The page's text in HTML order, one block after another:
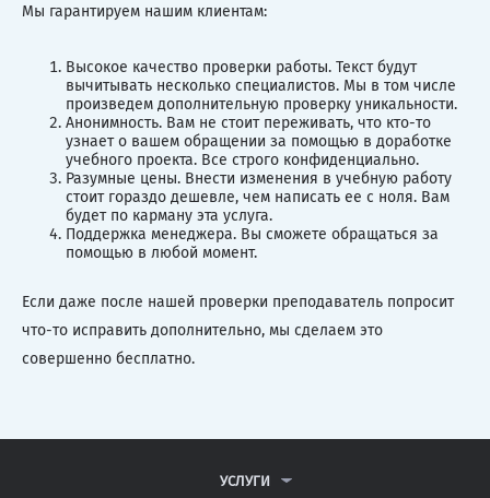
Мы гарантируем нашим клиентам:
Высокое качество проверки работы. Текст будут
вычитывать несколько специалистов. Мы в том числе
произведем дополнительную проверку уникальности.
Анонимность. Вам не стоит переживать, что кто-то
узнает о вашем обращении за помощью в доработке
учебного проекта. Все строго конфиденциально.
Разумные цены. Внести изменения в учебную работу
стоит гораздо дешевле, чем написать ее с ноля. Вам
будет по карману эта услуга.
Поддержка менеджера. Вы сможете обращаться за
помощью в любой момент.
Если даже после нашей проверки преподаватель попросит
что-то исправить дополнительно, мы сделаем это
совершенно бесплатно.
УСЛУГИ